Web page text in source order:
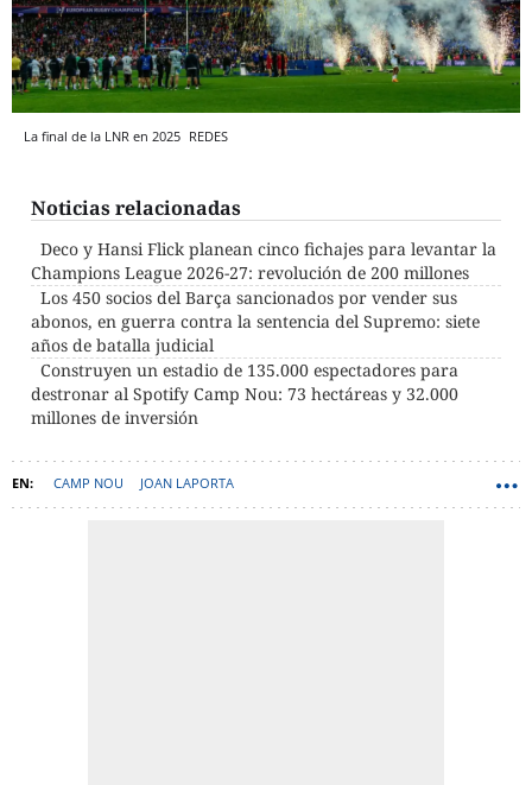
La final de la LNR en 2025 REDES
Noticias relacionadas
Deco y Hansi Flick planean cinco fichajes para levantar la
Champions League 2026-27: revolución de 200 millones
Los 450 socios del Barça sancionados por vender sus
abonos, en guerra contra la sentencia del Supremo: siete
años de batalla judicial
Construyen un estadio de 135.000 espectadores para
destronar al Spotify Camp Nou: 73 hectáreas y 32.000
millones de inversión
CAMP NOU JOAN LAPORTA